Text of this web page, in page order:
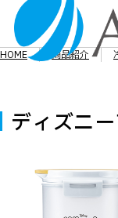
HOME 商品紹介
ディズニ